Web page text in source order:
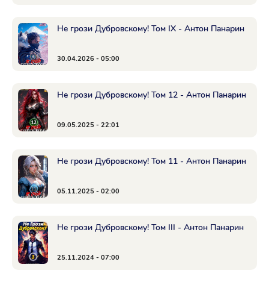
Не грози Дубровскому! Том IX - Антон Панарин
30.04.2026 - 05:00
Не грози Дубровскому! Том 12 - Антон Панарин
09.05.2025 - 22:01
Не грози Дубровскому! Том 11 - Антон Панарин
05.11.2025 - 02:00
Не грози Дубровскому! Том III - Антон Панарин
25.11.2024 - 07:00